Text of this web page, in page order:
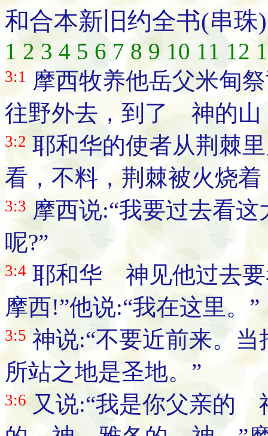
和合本新旧约全书(串
1 2 3 4 5 6 7 8 9 10 11 12
3:1 摩西牧养他岳父米甸
往野外去，到了 神的山
3:2 耶和华的使者从荆棘
看，不料，荆棘被火烧
3:3 摩西说:“我要过去看
呢?”
3:4 耶和华 神见他过去要
摩西!”他说:“我在这里。”
3:5 神说:“不要近前来。
所站之地是圣地。”
3:6 又说:“我是你父亲的